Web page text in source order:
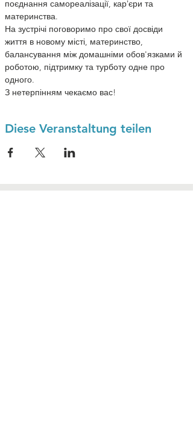
поєднання самореалізації, карʼєри та
материнства.
На зустрічі поговоримо про свої досвіди
життя в новому місті, материнство,
балансування між домашніми обов'язками й
роботою, підтримку та турботу одне про
одного.
З нетерпінням чекаємо вас!
Diese Veranstaltung teilen